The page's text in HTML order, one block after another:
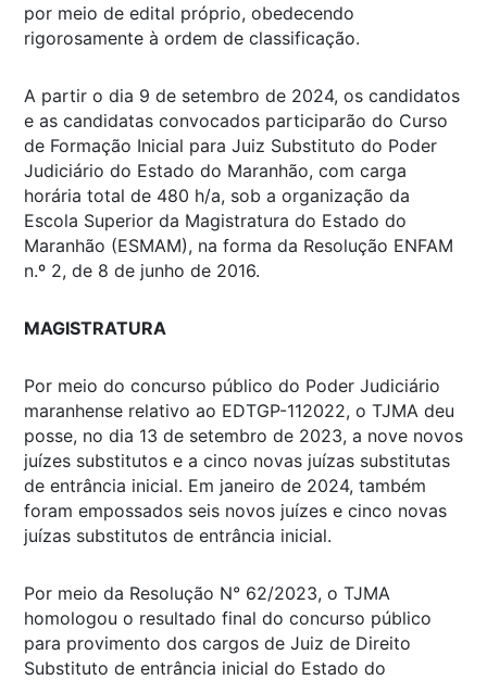
por meio de edital próprio, obedecendo
rigorosamente à ordem de classificação.
A partir o dia 9 de setembro de 2024, os candidatos
e as candidatas convocados participarão do Curso
de Formação Inicial para Juiz Substituto do Poder
Judiciário do Estado do Maranhão, com carga
horária total de 480 h/a, sob a organização da
Escola Superior da Magistratura do Estado do
Maranhão (ESMAM), na forma da Resolução ENFAM
n.º 2, de 8 de junho de 2016.
MAGISTRATURA
Por meio do concurso público do Poder Judiciário
maranhense relativo ao EDTGP-112022, o TJMA deu
posse, no dia 13 de setembro de 2023, a nove novos
juízes substitutos e a cinco novas juízas substitutas
de entrância inicial. Em janeiro de 2024, também
foram empossados seis novos juízes e cinco novas
juízas substitutos de entrância inicial.
Por meio da Resolução N° 62/2023, o TJMA
homologou o resultado final do concurso público
para provimento dos cargos de Juiz de Direito
Substituto de entrância inicial do Estado do